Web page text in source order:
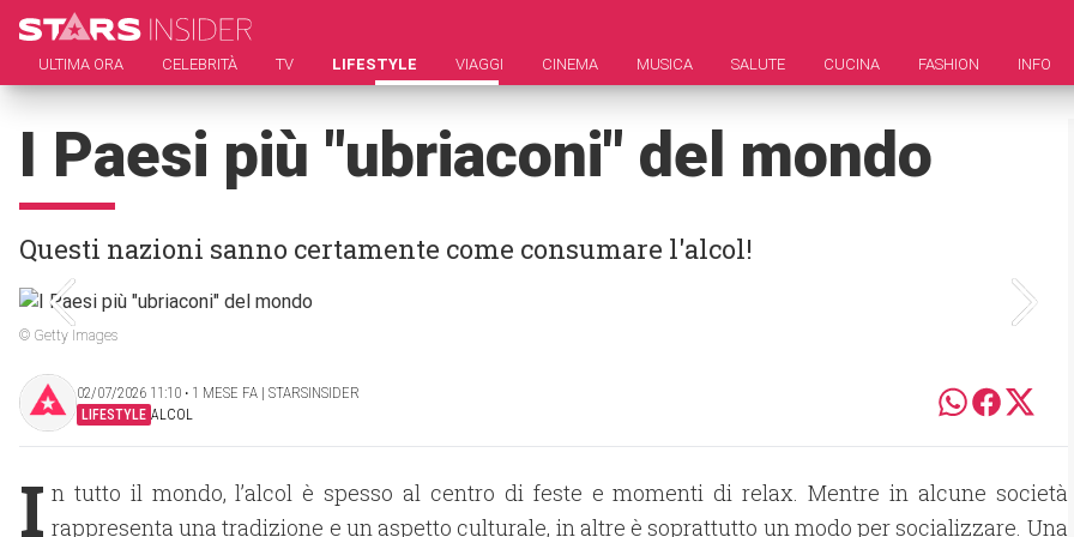
ULTIMA ORA CELEBRITÀ TV LIFESTYLE VIAGGI CINEMA MUSICA SALUTE CUCINA FASHION INFO
I Paesi più "ubriaconi" del mondo
Questi nazioni sanno certamente come consumare l'alcol!
© Getty Images
02/07/2026 11:10 ‧ 1 MESE FA | STARSINSIDER
LIFESTYLE ALCOL
I n tutto il mondo, l’alcol è spesso al centro di feste e momenti di relax. Mentre in alcune società
rappresenta una tradizione e un aspetto culturale, in altre è soprattutto un modo per socializzare. Una